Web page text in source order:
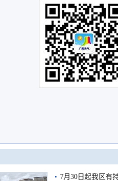
7月30日起我区有